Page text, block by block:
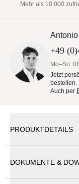
Mehr als 10.000
+49
Mo–So:
Jetzt
bestellen.
Auch per
PRODUKTDETAILS
DOKUMENTE &